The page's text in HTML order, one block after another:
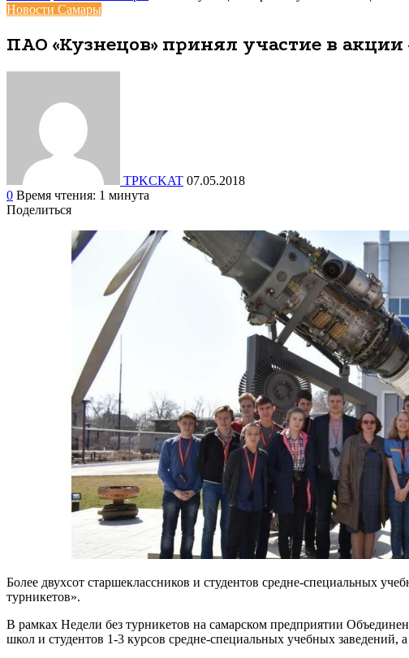
Новости Самары
ПАО «Кузнецов» принял участие в акции
TPKCKAT 07.05.2018
0 Время чтения: 1 минута
Поделиться
электронную
Более двухсот старшеклассников и студентов средне-специальных
турникетов».
В рамках Недели без турникетов на самарском предприятии
школ и студентов 1-3 курсов средне-специальных учебных заведений,